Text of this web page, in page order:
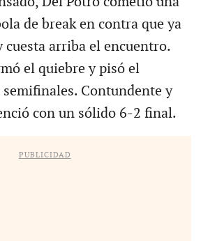
de break en contra que ya
cuesta arriba el encuentro.
el quiebre y pisó el
Contundente y
con un sólido 6-2 final.
PUBLICIDAD